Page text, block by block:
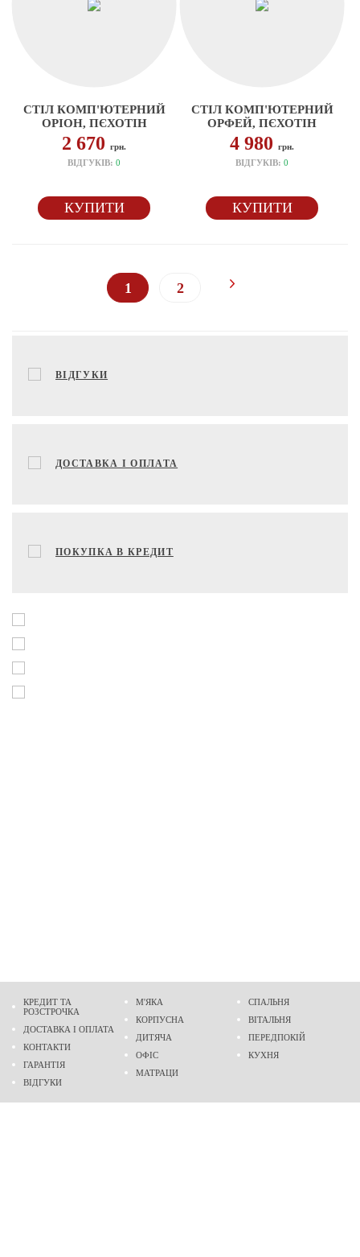
СТІЛ КОМП'ЮТЕРНИЙ
ОРІОН, ПЄХОТІН
2 670грн.
ВІДГУКІВ:0
КУПИТИ
СТІЛ КОМП'ЮТЕРНИЙ
ОРФЕЙ, ПЄХОТІН
4 980грн.
ВІДГУКІВ:0
КУПИТИ
1 2
ВІДГУКИ
ДОСТАВКА І ОПЛАТА
ПОКУПКА В КРЕДИТ
КРЕДИТ ТА
РОЗСТРОЧКА
ДОСТАВКА І ОПЛАТА
КОНТАКТИ
ГАРАНТІЯ
ВІДГУКИ
М'ЯКА
КОРПУСНА
ДИТЯЧА
ОФІС
МАТРАЦИ
СПАЛЬНЯ
ВІТАЛЬНЯ
ПЕРЕДПОКІЙ
КУХНЯ